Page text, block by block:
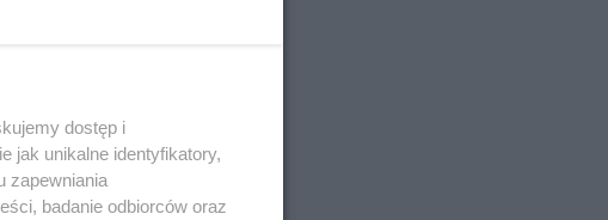
dostęp i
jak unikalne identyfikatory,
zapewniania
badanie odbiorców oraz